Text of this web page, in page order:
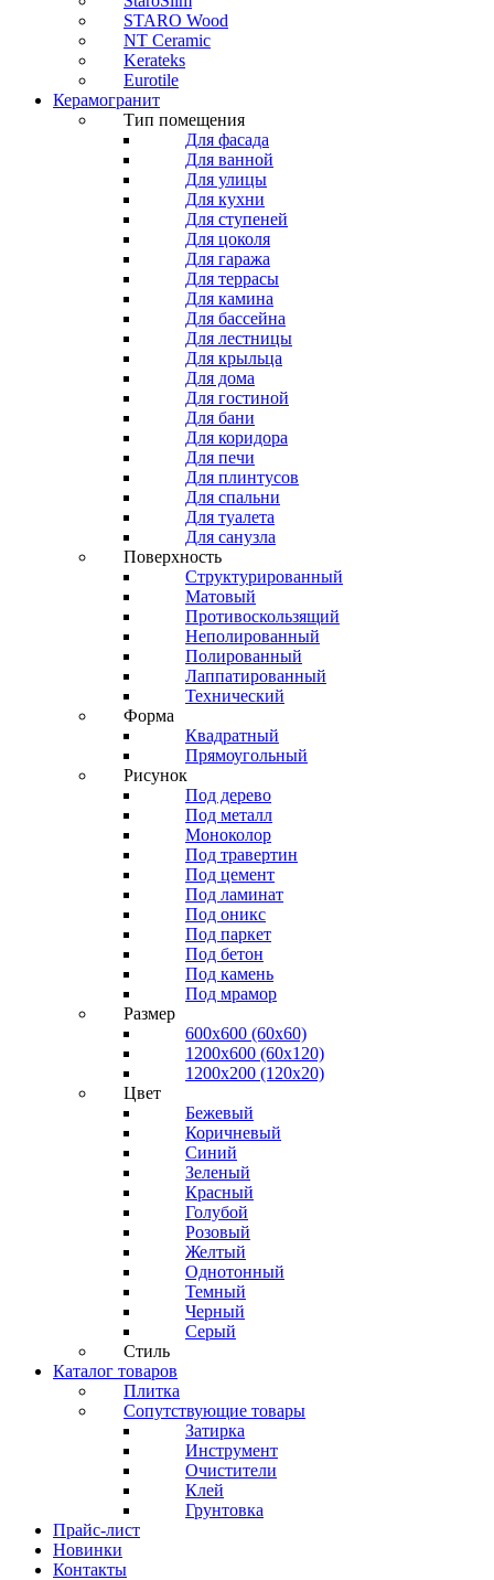
STARO Wood
NT Ceramic
Kerateks
Eurotile
Керамогранит
Тип помещения
Для фасада
Для ванной
Для улицы
Для кухни
Для ступеней
Для цоколя
Для гаража
Для террасы
Для камина
Для бассейна
Для лестницы
Для крыльца
Для дома
Для гостиной
Для бани
Для коридора
Для печи
Для плинтусов
Для спальни
Для туалета
Для санузла
Поверхность
Структурированный
Матовый
Противоскользящий
Неполированный
Полированный
Лаппатированный
Технический
Форма
Квадратный
Прямоугольный
Рисунок
Под дерево
Под металл
Моноколор
Под травертин
Под цемент
Под ламинат
Под оникс
Под паркет
Под бетон
Под камень
Под мрамор
Размер
600х600 (60х60)
1200х600 (60х120)
1200х200 (120x20)
Цвет
Бежевый
Коричневый
Синий
Зеленый
Красный
Голубой
Розовый
Желтый
Однотонный
Темный
Черный
Серый
Стиль
Каталог товаров
Плитка
Сопутствующие товары
Затирка
Инструмент
Очистители
Клей
Грунтовка
Прайс-лист
Новинки
Контакты